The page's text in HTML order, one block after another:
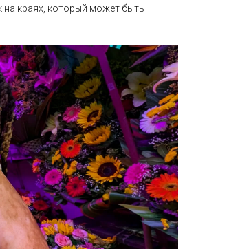
краях, который может быть